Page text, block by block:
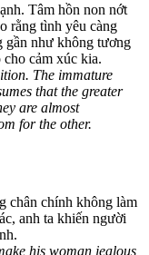
Tâm hồn non nớt
rằng tình yêu càng
gần như không tương
cảm xúc kia.
The immature
that the greater
are almost
for the other.
chân chính không làm
anh ta khiến người
his woman jealous